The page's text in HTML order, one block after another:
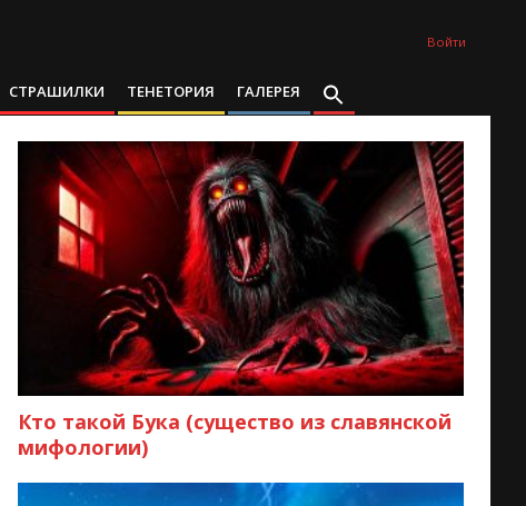
Войти
СТРАШИЛКИ ТЕНЕТОРИЯ ГАЛЕРЕЯ
Кто такой Бука (существо из славянской
мифологии)